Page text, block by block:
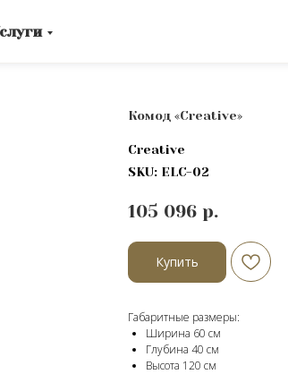
Комод «Creative»
Creative
SKU: ELC-02
105 096 р.
Купить
Габаритные размеры:
Ширина 60 см
Глубина 40 см
Высота 120 cм